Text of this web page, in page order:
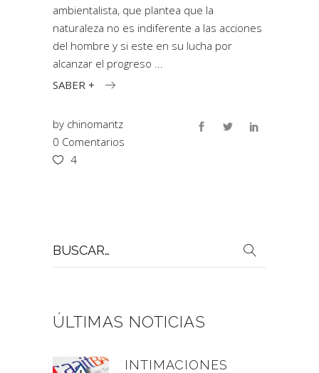
ambientalista, que plantea que la
naturaleza no es indiferente a las acciones
del hombre y si este en su lucha por
alcanzar el progreso
SABER +
by chinomantz
0 Comentarios
4
por:
ÚLTIMAS NOTICIAS
INTIMACIONES